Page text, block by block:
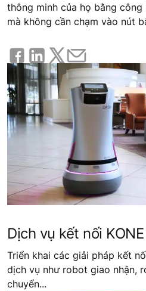
thông minh của họ bằng
mà không cần chạm vào nút
Dịch vụ kết nối KONE
Triển khai các giải pháp kết
dịch vụ như robot giao nhận,
chuyển...